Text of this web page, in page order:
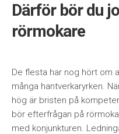
Därför bör du
rörmokare
De flesta har nog hört om
många hantverkaryrken.
hög är bristen på
bör efterfrågan på
med konjunkturen.